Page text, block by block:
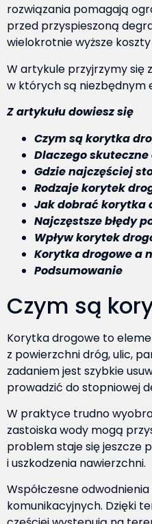
rozwiązania pomagają
przed przyspieszoną
wielokrotnie wyższe
W artykule przyjrzymy się
w których są niezbędnym
Z artykułu dowiesz się
Czym są korytka
Dlaczego
Gdzie najczęściej
Rodzaje korytek
Jak dobrać korytka
Najczęstsze błędy
Wpływ korytek
Korytka drogowe a
Podsumowanie
Czym są
Korytka drogowe to
z powierzchni dróg, ulic,
zadaniem jest szybkie
prowadzić do stopniowej
W praktyce trudno
zastoiska wody mogą
problem staje się jeszcze
i uszkodzenia nawierzchni.
Współczesneodwodnienia
komunikacyjnych. Dzięki